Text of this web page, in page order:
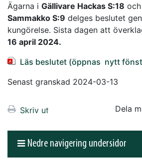
Ägarna i Gällivare Hackas S:18 och
Sammakko S:9 delges beslutet
kungörelse. Sista dagen att
16 april 2024.
Läs beslutet (öppnas nytt
Senast granskad 2024-03-13
Skriv ut Dela
Nedre navigering undersidor